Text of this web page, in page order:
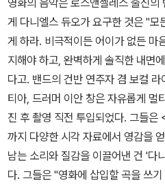
영화의 음악은 로스앤젤레스 출신의
게 다니엘스 듀오가 요구한 것은 "모
게 하라. 비극적이든 어이가 없든 마
지해야 하고, 완벽하게 솔직한 내면
다고. 밴드의 건반 연주자 겸 보컬
티아, 드러머 이안 창은 자유롭게 멀
진 후 촬영 직전 투입되었다. 그들
까지 다양한 시각 자료에서 영감을
남는 소리와 질감을 이끌어낸 건 '다
다. 그들은 "영화에 삽입할 곡을 쓰